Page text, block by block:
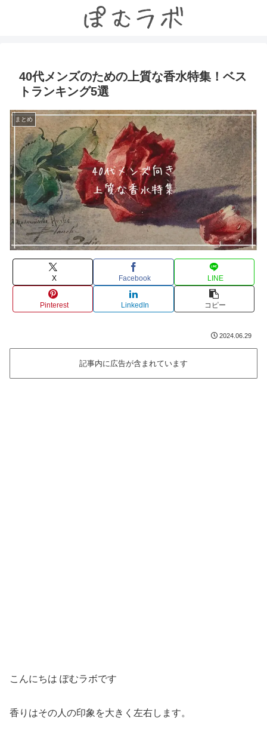
40代メンズのための上質な香水特集！ベス
トランキング5選
まとめ
X Facebook LINE
Pinterest LinkedIn コピー
2024.06.29
記事内に広告が含まれています
こんにちは ぽむラボです
香りはその人の印象を大きく左右します。